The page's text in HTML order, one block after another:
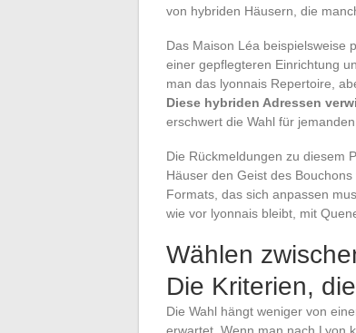
von hybriden Häusern, die
Das Maison Léa beispielsweise
einer gepflegteren Einrichtung
man das lyonnais Repertoire,
Diese hybriden Adressen
erschwert die Wahl für
Die Rückmeldungen zu diesem
Häuser den Geist des
Formats, das sich anpassen
wie vor lyonnais bleibt, mit
Wählen
Die Kriterien,
Die Wahl hängt weniger von
erwartet. Wenn man nach Lyon